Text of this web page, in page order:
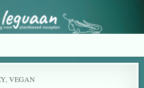
, VEGAN